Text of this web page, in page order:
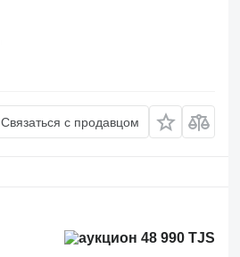
Связаться с продавцом
48 990 TJS